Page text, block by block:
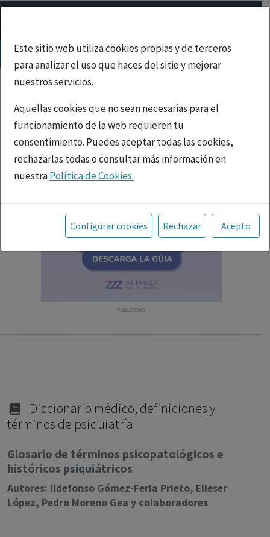
Este sitio web utiliza cookies propias y de terceros
para analizar el uso que haces del sitio y mejorar
nuestros servicios.
Aquellas cookies que no sean necesarias para el
funcionamiento de la web requieren tu
consentimiento. Puedes aceptar todas las cookies,
rechazarlas todas o consultar más información en
nuestraPolítica de Cookies.
Toda la información incluida en la Página Web está
referida a productos del mercado español y, por
tanto, dirigida a profesionales sanitarios legalmente
facultados para prescribir o dispensar medicamentos
con ejercicio profesional. La información técnica de los
fármacos se facilita a título meramente informativo,
Configurar cookies Rechazar Acepto
PUBLICIDAD
Diccionario médico, definiciones y
términos de psiquiatría
Glosario de términos psicopatológicos e
históricos psiquiátricos
Autores: Ildefonso Gómez-Feria Prieto, Elieser
López, Pedro Moreno Gea y colaboradores